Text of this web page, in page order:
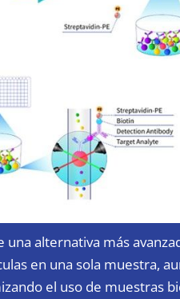
alternativa más
en una sola muestra,
el uso de muestras